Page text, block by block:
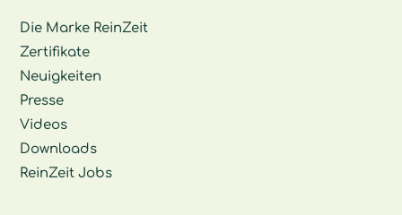
Die Marke ReinZeit
Zertifikate
Neuigkeiten
Presse
Videos
Downloads
ReinZeit Jobs